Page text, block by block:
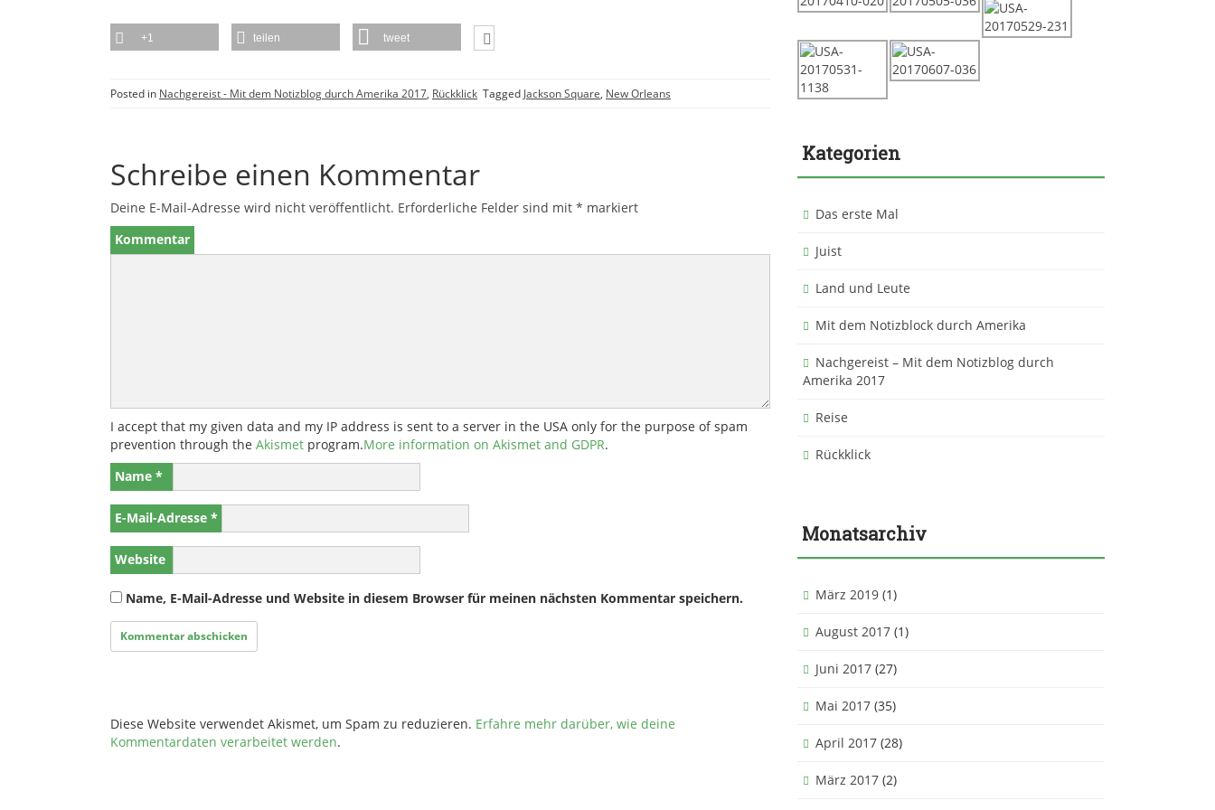
+1 teilen tweet
Posted in Nachgereist - Mit dem Notizblog durch Amerika 2017, Rückklick Tagged Jackson Square, New Orleans
Schreibe einen Kommentar
Deine E-Mail-Adresse wird nicht veröffentlicht. Erforderliche Felder sind mit * markiert
Kommentar
I accept that my given data and my IP address is sent to a server in the USA only for the purpose of spam
prevention through the Akismet program.More information on Akismet and GDPR.
Name *
E-Mail-Adresse *
Website
Name, E-Mail-Adresse und Website in diesem Browser für meinen nächsten Kommentar speichern.
Diese Website verwendet Akismet, um Spam zu reduzieren. Erfahre mehr darüber, wie deine
Kommentardaten verarbeitet werden.
Kategorien
Das erste Mal
Juist
Land und Leute
Mit dem Notizblock durch Amerika
Nachgereist – Mit dem Notizblog durch
Amerika 2017
Reise
Rückklick
Monatsarchiv
März 2019 (1)
August 2017 (1)
Juni 2017 (27)
Mai 2017 (35)
April 2017 (28)
März 2017 (2)